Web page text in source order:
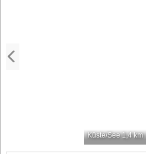
Küste/See 1,4 km